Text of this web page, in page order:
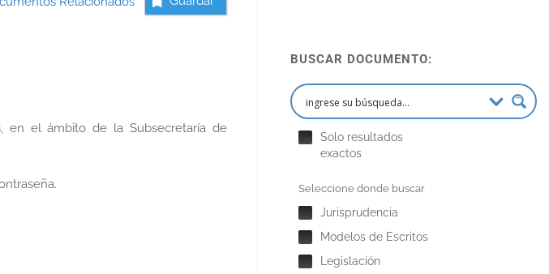
en el ámbito de la Subsecretaría de
BUSCAR DOCUMENTO:
Solo resultados
exactos
Seleccione donde buscar
Jurisprudencia
Modelos de Escritos
Legislación